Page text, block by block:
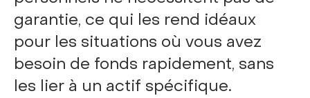
garantie, ce qui les rend idéaux
pour les situations où vous avez
besoin de fonds rapidement, sans
les lier à un actif spécifique.